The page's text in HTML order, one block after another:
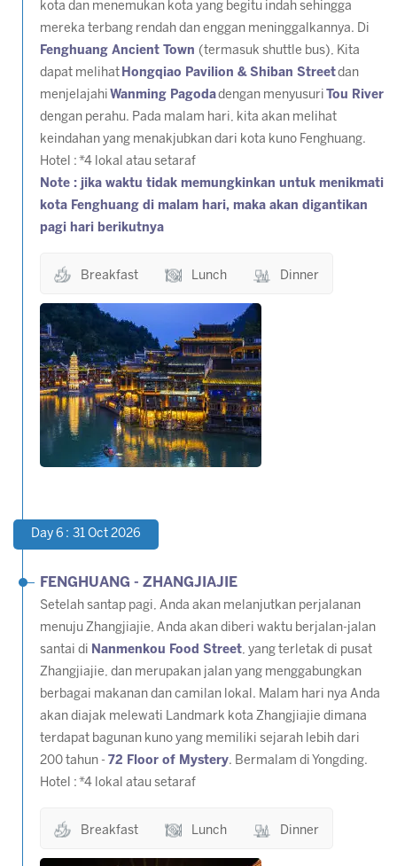
kota dan menemukan kota yang begitu indah sehingga
mereka terbang rendah dan enggan meninggalkannya. Di
Fenghuang Ancient Town (termasuk shuttle bus), Kita
dapat melihat Hongqiao Pavilion & Shiban Streetdan
menjelajahi Wanming Pagodadengan menyusuri Tou River
dengan perahu. Pada malam hari, kita akan melihat
keindahan yang menakjubkan dari kota kuno Fenghuang.
Hotel : *4 lokal atau setaraf
Note : jika waktu tidak memungkinkan untuk menikmati
kota Fenghuang di malam hari, maka akan digantikan
pagi hari berikutnya
Breakfast Lunch Dinner
Day 6 : 31 Oct 2026
FENGHUANG - ZHANGJIAJIE
Setelah santap pagi, Anda akan melanjutkan perjalanan
menuju Zhangjiajie, Anda akan diberi waktu berjalan-jalan
santai di Nanmenkou Food Street, yang terletak di pusat
Zhangjiajie, dan merupakan jalan yang menggabungkan
berbagai makanan dan camilan lokal. Malam hari nya Anda
akan diajak melewati Landmark kota Zhangjiajie dimana
terdapat bagunan kuno yang memiliki sejarah lebih dari
200 tahun - 72 Floor of Mystery. Bermalam di Yongding.
Hotel : *4 lokal atau setaraf
Breakfast Lunch Dinner